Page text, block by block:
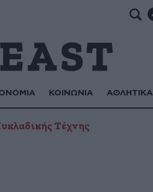
ΚΟΙΝΩΝΙΑ ΑΘΛΗΤΙΚΑ
Τέχνης